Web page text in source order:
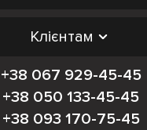
Клієнтам
+38 067 929-45-45
+38 050 133-45-45
+38 093 170-75-45